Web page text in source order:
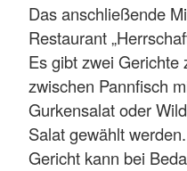
Das anschließende
Restaurant
Es gibt zwei Gerichte
zwischen Pannfisch
Gurkensalat oder
Salat gewählt
Gericht kann bei